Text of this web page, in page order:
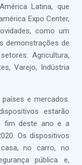
Latina, que
Expo Center,
como um
demonstrações de
Agricultura,
Varejo, Indústria
e mercados.
estarão
fim deste ano e a
Os dispositivos
no carro, no
pública e,